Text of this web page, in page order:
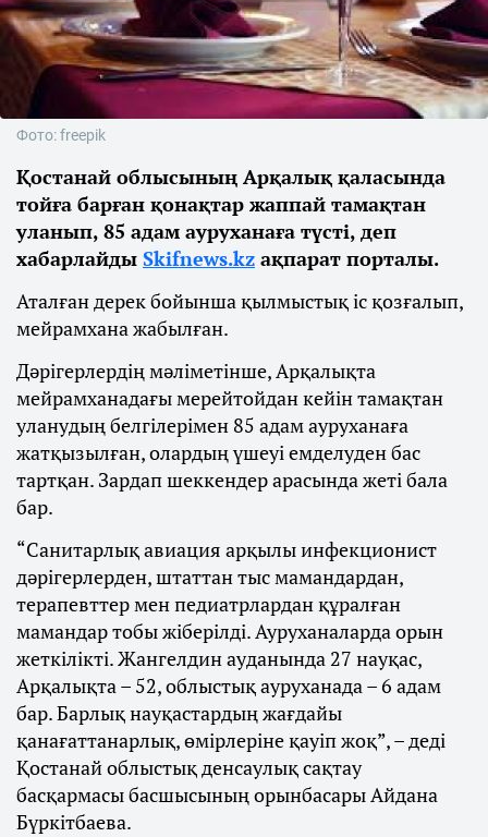
Фото: freepik
Қостанай облысының Арқалық қаласында
тойға барған қонақтар жаппай тамақтан
уланып, 85 адам ауруханаға түсті, деп
хабарлайды Skifnews.kz ақпарат порталы.
Аталған дерек бойынша қылмыстық іс қозғалып,
мейрамхана жабылған.
Дәрігерлердің мәліметінше, Арқалықта
мейрамханадағы мерейтойдан кейін тамақтан
уланудың белгілерімен 85 адам ауруханаға
жатқызылған, олардың үшеуі емделуден бас
тартқан. Зардап шеккендер арасында жеті бала
бар.
“Санитарлық авиация арқылы инфекционист
дәрігерлерден, штаттан тыс мамандардан,
терапевттер мен педиатрлардан құралған
мамандар тобы жіберілді. Ауруханаларда орын
жеткілікті. Жангелдин ауданында 27 науқас,
Арқалықта – 52, облыстық ауруханада – 6 адам
бар. Барлық науқастардың жағдайы
қанағаттанарлық, өмірлеріне қауіп жоқ”, – деді
Қостанай облыстық денсаулық сақтау
басқармасы басшысының орынбасары Айдана
Бүркітбаева.